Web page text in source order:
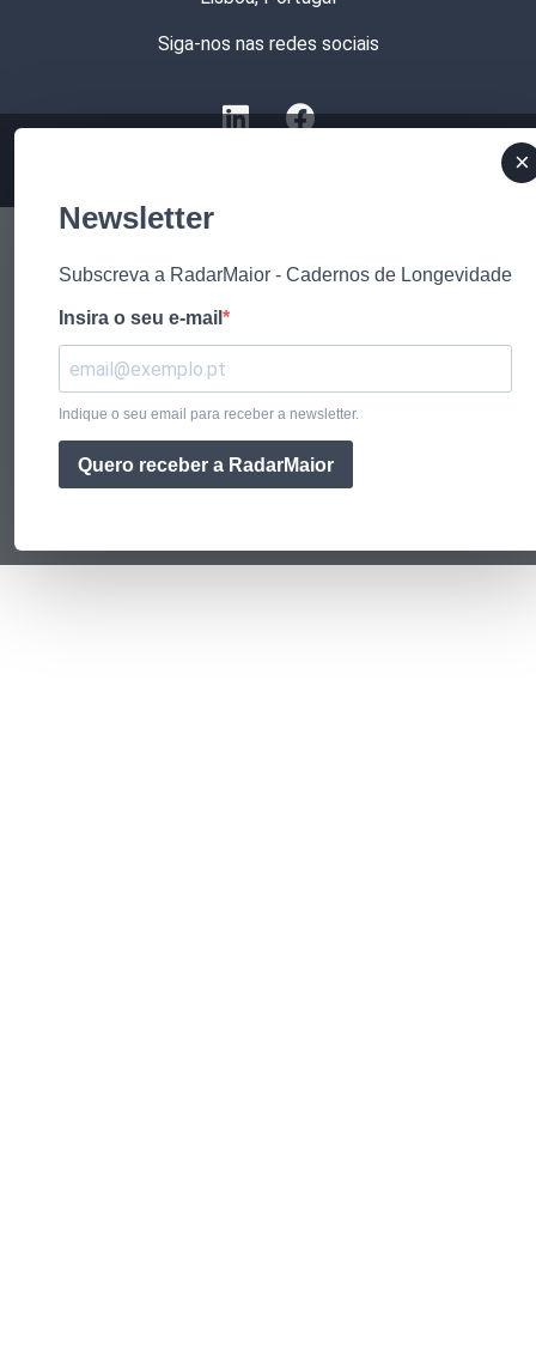
Siga-nos nas redes sociais
×
Newsletter
Subscreva a RadarMaior - Cadernos de Longevidade
Insira o seu e-mail
Indique o seu email para receber a newsletter.
Quero receber a RadarMaior